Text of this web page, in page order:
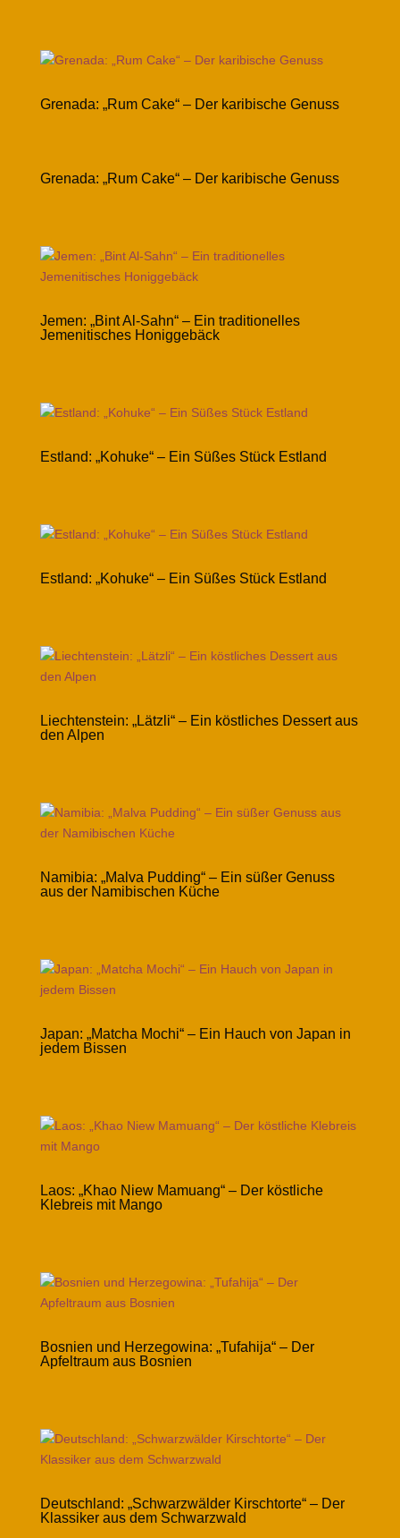
Grenada: „Rum Cake“ – Der karibische Genuss
Grenada: „Rum Cake“ – Der karibische Genuss
Jemen: „Bint Al-Sahn“ – Ein traditionelles
Jemenitisches Honiggebäck
Estland: „Kohuke“ – Ein Süßes Stück Estland
Estland: „Kohuke“ – Ein Süßes Stück Estland
Liechtenstein: „Lätzli“ – Ein köstliches Dessert aus
den Alpen
Namibia: „Malva Pudding“ – Ein süßer Genuss
aus der Namibischen Küche
Japan: „Matcha Mochi“ – Ein Hauch von Japan in
jedem Bissen
Laos: „Khao Niew Mamuang“ – Der köstliche
Klebreis mit Mango
Bosnien und Herzegowina: „Tufahija“ – Der
Apfeltraum aus Bosnien
Deutschland: „Schwarzwälder Kirschtorte“ – Der
Klassiker aus dem Schwarzwald